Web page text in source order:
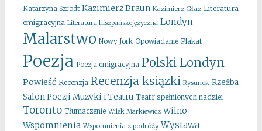
Katarzyna Szrodt Kazimierz Braun Kazimierz Głaz Literatura
emigracyjna Literatura hiszpańskojęzyczna Londyn
Malarstwo Nowy Jork Opowiadanie Plakat
Poezja Poezja emigracyjna Polski Londyn
Powieść Recenzja Recenzja ksiązki Rysunek Rzeźba
Salon Poezji Muzyki i Teatru Teatr spełnionych nadziei
Toronto Tłumaczenie Wilek Markiewicz Wilno
Wspomnienia Wspomnienia z podróży Wystawa